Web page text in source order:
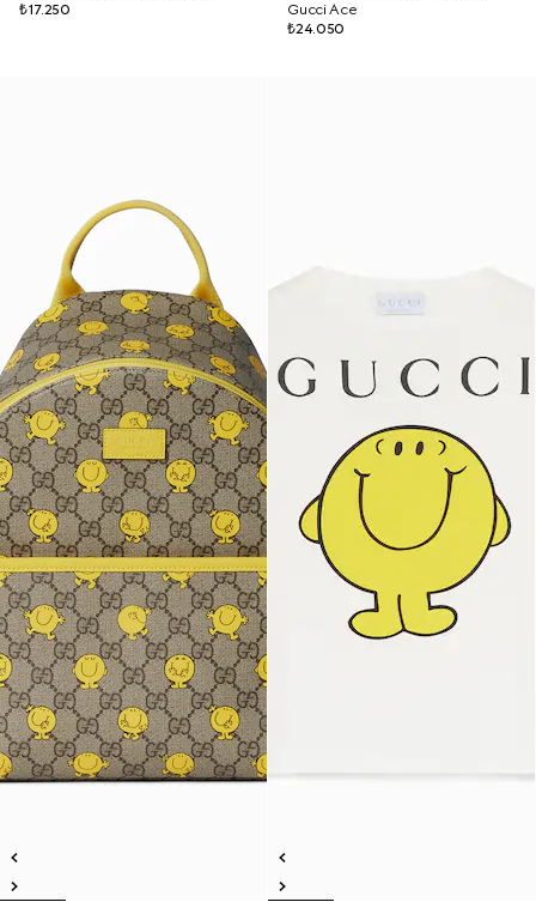
₺17.250
Gucci Ace
₺24.050